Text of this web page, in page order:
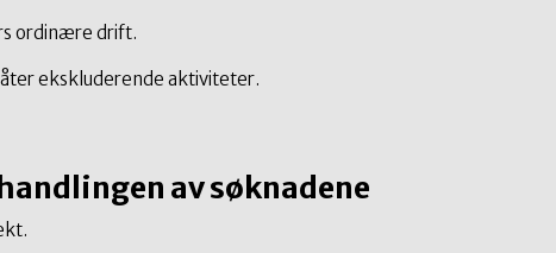
ordinære drift.
ekskluderende aktiviteter.
av søknadene